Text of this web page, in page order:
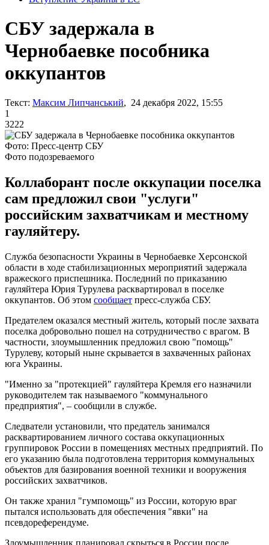
СБУ задержала в
Чернобаевке пособника
оккупантов
Текст: Максим Липчанський, 24 декабря 2022, 15:55
1
3222
Фото: Пресс-центр СБУ
Фото подозреваемого
Коллаборант после оккупации поселка
сам предложил свои "услуги"
российским захватчикам и местному
гауляйтеру.
Служба безопасности Украины в Чернобаевке Херсонской
области в ходе стабилизационных мероприятий задержала
вражеского приспешника. Последний по приказанию
гауляйтера Юрия Турулева расквартировал в поселке
оккупантов. Об этом сообщает пресс-служба СБУ.
Предателем оказался местный житель, который после захвата
поселка добровольно пошел на сотрудничество с врагом. В
частности, злоумышленник предложил свою "помощь"
Турулеву, который ныне скрывается в захваченных районах
юга Украины.
"Именно за "протекцией" гауляйтера Кремля его назначили
руководителем так называемого "коммунального
предприятия", – сообщили в службе.
Следватели установили, что предатель занимался
расквартированием личного состава оккупационных
группировок России в помещениях местных предприятий. По
его указанию была подготовлена территория коммунальных
объектов для базирования военной техники и вооружения
российских захватчиков.
Он также хранил "гумпомощь" из России, которую враг
пытался использовать для обеспечения "явки" на
псевдореферендуме.
Злоумышленник планировал скрыться в России после